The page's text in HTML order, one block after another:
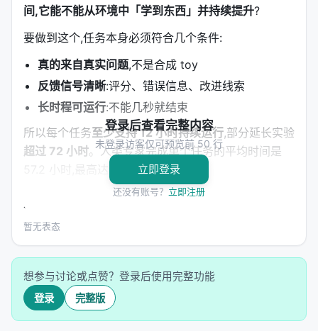
间,它能不能从环境中「学到东西」并持续提升?
要做到这个,任务本身必须符合几个条件:
真的来自真实问题,不是合成 toy
反馈信号清晰:评分、错误信息、改进线索
长时程可运行:不能几秒就结束
所以每个任务至少支持 12 小时持续运行,部分延长实验
超过 72 小时。人类专家完成单个任务的平均时间是
57.2 小时,最高达到 320 小时。
EdgeBench 涵盖六个领域: 1.
模拟、计算化学等) 2.复杂软件工程(跨多仓库的 bug
析、流程优化) 4. 算法优化(从 LeetCode 不算,是从特
定性能瓶颈反向推算法) 5.
6.数字游戏(作为可控代理测试场)
登录后查看完整内容
未登录访客仅可预览前 50 行
立即登录
还没有账号？ 立即注册
暂无表态
想参与讨论或点赞？登录后使用完整功能
登录 完整版